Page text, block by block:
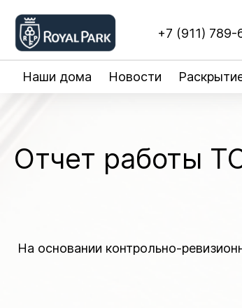
+7 (911) 789-
Наши дома Новости
Отчет работы
На основании контрольно-